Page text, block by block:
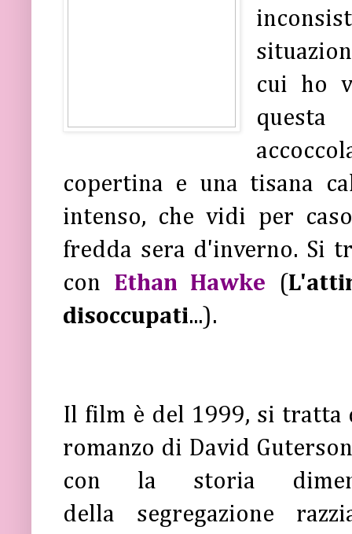
cui ho
copertina e una tisana
intenso, che vidi per
fredda sera d'inverno. Si
con Ethan Hawke (
disoccupati...).
Il film è del 1999, si tratta
romanzo di David
con la storia
della segregazione